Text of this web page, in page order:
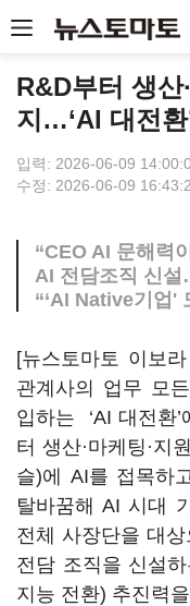
R&D부터 생산
지…‘AI 대전환
입력: 2026-06-09
수정: 2026-06-09
“CEO AI 문해력
AI 전담조직 신
“‘AI Native기업'
[뉴스토마토 이보
관계사의 업무 모
입하는 ‘AI 대전환
터 생산·마케팅·지
슬)에 AI를 접목하
탈바꿈해 AI 시대
전체 사장단을 대
전담 조직을 신설
지능 전환) 추진력